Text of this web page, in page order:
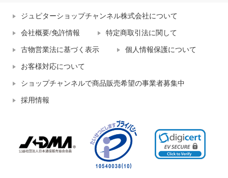
ジュピターショップチャンネル株式会社について
会社概要/免許情報 特定商取引法に関して
古物営業法に基づく表示 個人情報保護について
お客様対応について
ショップチャンネルで商品販売希望の事業者募集中
採用情報